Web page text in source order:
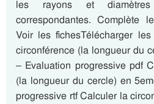
les rayons et diamètres
correspondantes. Complète
Voir les fichesTélécharger
circonférence (la longueur du
– Evaluation progressive pdf
(la longueur du cercle) en
progressive rtf Calculer la